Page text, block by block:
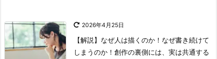
2026年4月25日
【解説】なぜ人は描くのか！なぜ書き続けて
しまうのか！創作の裏側には、実は共通する